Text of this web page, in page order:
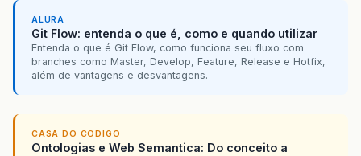
ALURA
Git Flow: entenda o que é, como e quando utilizar
Entenda o que é Git Flow, como funciona seu fluxo com
branches como Master, Develop, Feature, Release e Hotfix,
além de vantagens e desvantagens.
CASA DO CODIGO
Ontologias e Web Semantica: Do conceito a